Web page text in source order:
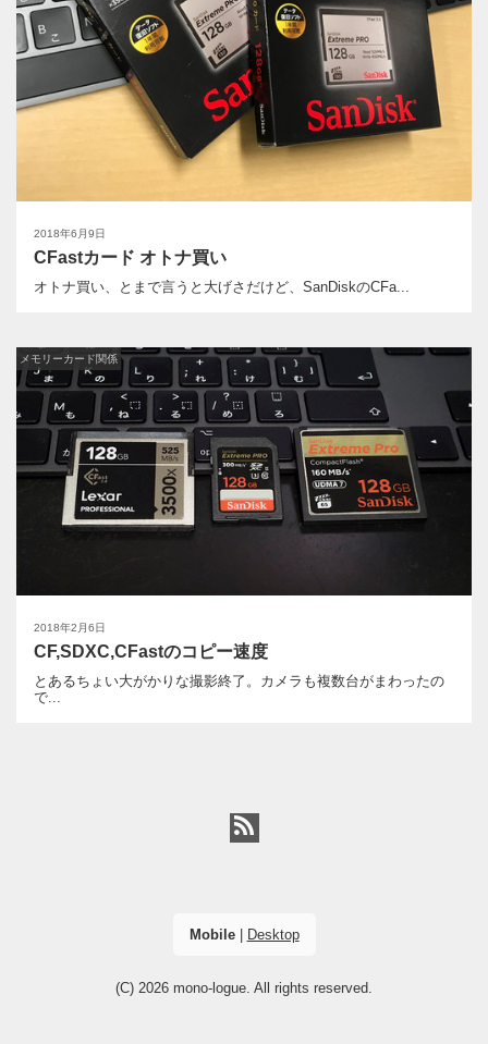
2018年6月9日
CFastカード オトナ買い
オトナ買い、とまで言うと大げさだけど、SanDiskのCFa...
2018年2月6日
メモリーカード関係
CF,SDXC,CFastのコピー速度
とあるちょい大がかりな撮影終了。カメラも複数台がまわったの
で...
Mobile| Desktop
(C) 2026 mono-logue. All rights reserved.